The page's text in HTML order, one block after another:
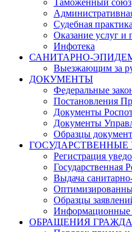
Таможенный союз
Судебная практика
Оказание услуг
Инфотека
САНИТАРНО-
Выезжающим за
ДОКУМЕНТЫ
Федеральные
Постановления
Документы
Документы
Образцы
ГОСУДАРСТВЕННЫЕ
Регистрация
Государственная
Выдача
Образцы
Информационные
ОБРАЩЕНИЯ